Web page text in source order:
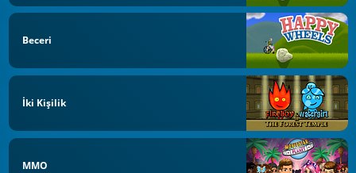
Beceri
İki Kişilik
MMO